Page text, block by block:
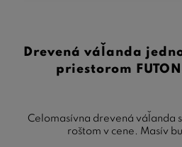
Drevená váľanda
priestorom
Celomasívna drevená váľanda
roštom v cene. Masív